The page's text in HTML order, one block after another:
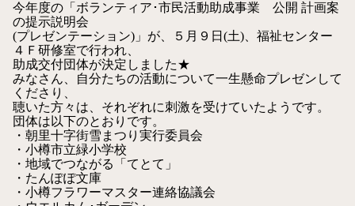
今年度の「ボランティア･市民活動助成事業 公開 計画案
の提示説明会
(プレゼンテーション)」が、５月９日(土)、福祉センター
４Ｆ研修室で行われ、
助成交付団体が決定しました★
みなさん、自分たちの活動について一生懸命プレゼンして
くださり、
聴いた方々は、それぞれに刺激を受けていたようです。
団体は以下のとおりです。
・朝里十字街雪まつり実行委員会
・小樽市立緑小学校
・地域でつながる「てとて」
・たんぽぽ文庫
・小樽フラワーマスター連絡協議会